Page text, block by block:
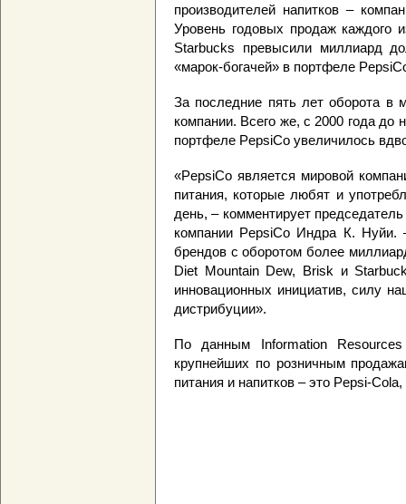
производителей напитков –
Уровень годовых продаж каждого
Starbucks превысили миллиард
«марок-богачей» в портфеле
За последние пять лет оборота в
компании. Всего же, с 2000 года до
портфеле PepsiCo увеличилось
«PepsiCo является мировой
питания, которые любят и
день, – комментирует
компании PepsiCo Индра К. Нуйи.
брендов с оборотом более
Diet Mountain Dew, Brisk и
инновационных инициатив, силу
дистрибуции».
По данным Information
крупнейших по розничным
питания и напитков – это Pepsi-